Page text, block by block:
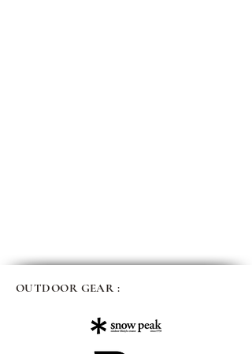
OUTDOOR GEAR :